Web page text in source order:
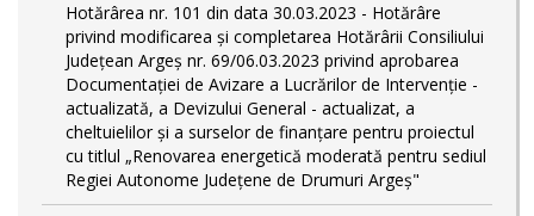
Hotărârea nr. 101 din data 30.03.2023 - Hotărâre
privind modificarea și completarea Hotărârii Consiliului
Județean Argeș nr. 69/06.03.2023 privind aprobarea
Documentației de Avizare a Lucrărilor de Intervenție -
actualizată, a Devizului General - actualizat, a
cheltuielilor și a surselor de finanțare pentru proiectul
cu titlul „Renovarea energetică moderată pentru sediul
Regiei Autonome Județene de Drumuri Argeș"